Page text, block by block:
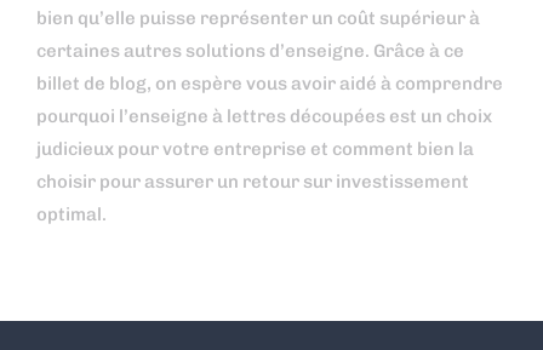
bien qu’elle puisse représenter un coût supérieur à
certaines autres solutions d’enseigne. Grâce à ce
billet de blog, on espère vous avoir aidé à comprendre
pourquoi l’enseigne à lettres découpées est un choix
judicieux pour votre entreprise et comment bien la
choisir pour assurer un retour sur investissement
optimal.